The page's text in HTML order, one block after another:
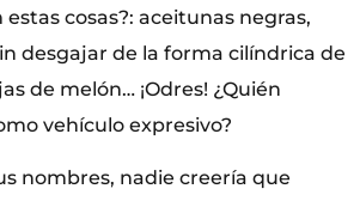
estas cosas?: aceitunas negras,
desgajar de la forma cilíndrica de
de melón… ¡Odres! ¿Quién
vehículo expresivo?
nombres, nadie creería que